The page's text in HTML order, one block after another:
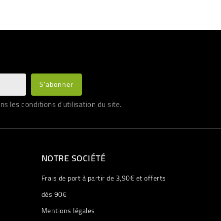
les conditions d'utilisation du site.
NOTRE SOCIÉTÉ
Frais de port à partir de 3,90€ et offerts
dès 90€
Mentions légales